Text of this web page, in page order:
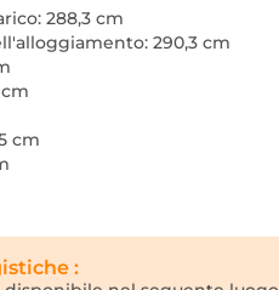
288,3 cm
290,3 cm
cm
: